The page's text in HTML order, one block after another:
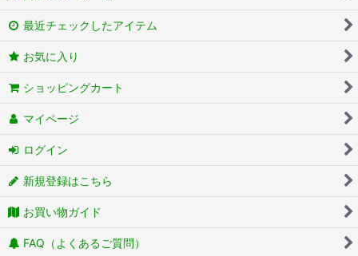
最近チェックしたアイテム
お気に入り
ショッピングカート
マイページ
ログイン
新規登録はこちら
お買い物ガイド
FAQ（よくあるご質問）